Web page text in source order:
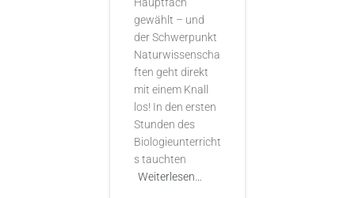
gewählt – und
der Schwerpunkt
Naturwissenscha
ften geht direkt
mit einem Knall
los! In den ersten
Stunden des
Biologieunterricht
s tauchten
Weiterlesen…